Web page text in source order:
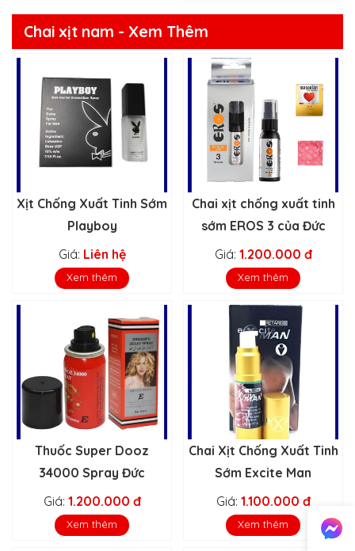
Chai xịt nam - Xem Thêm
Xịt Chống Xuất Tinh Sớm
Playboy
Giá: Liên hệ
Xem thêm
Chai xịt chống xuất tinh
sớm EROS 3 của Đức
Giá: 1.200.000 đ
Xem thêm
Thuốc Super Dooz
34000 Spray Đức
Giá: 1.200.000 đ
Xem thêm
Chai Xịt Chống Xuất Tinh
Sớm Excite Man
Giá: 1.100.000 đ
Xem thêm